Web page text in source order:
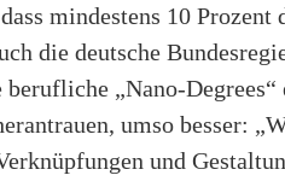
mindestens 10 Prozent
die deutsche
„Nano-
umso besser:
und